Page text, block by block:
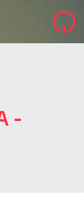
-